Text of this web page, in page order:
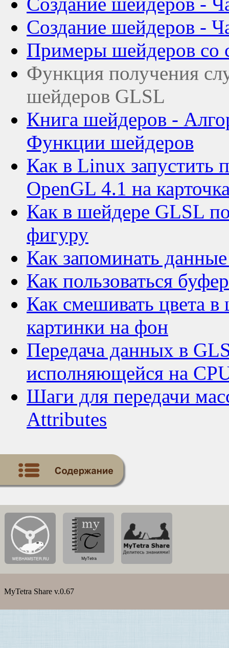
Создание шейдеров -
Примеры шейдеров со
Функция получения
шейдеров GLSL
Книга шейдеров -
Функции шейдеров
Как в Linux
OpenGL 4.1 на
Как в шейдере GLSL
фигуру
Как запоминать
Как пользоваться
Как смешивать цвета
картинки на фон
Передача данных в
исполняющейся на
Шаги для передачи
Attributes
MyTetra Share v.0.67